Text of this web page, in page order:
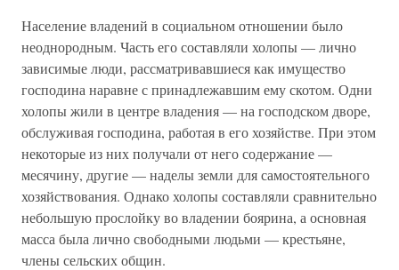
Население владений в социальном отношении было
неоднородным. Часть его составляли холопы — лично
зависимые люди, рассматривавшиеся как имущество
господина наравне с принадлежавшим ему скотом. Одни
холопы жили в центре владения — на господском дворе,
обслуживая господина, работая в его хозяйстве. При этом
некоторые из них получали от него содержание —
месячину, другие — наделы земли для самостоятельного
хозяйствования. Однако холопы составляли сравнительно
небольшую прослойку во владении боярина, а основная
масса была лично свободными людьми — крестьяне,
члены сельских общин.